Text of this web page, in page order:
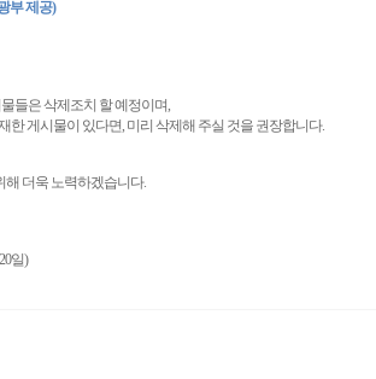
부 제공)
들은 삭제조치 할 예정이며,
한 게시물이 있다면, 미리 삭제해 주실 것을 권장합니다.
해 더욱 노력하겠습니다.
20일)